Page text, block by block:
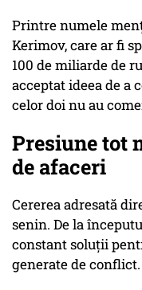
Printre numele
Kerimov, care ar fi
100 de miliarde de
acceptat ideea de a
celor doi nu au
Presiune tot
de afaceri
Cererea adresată
senin. De la
constant soluții
generate de conflict.